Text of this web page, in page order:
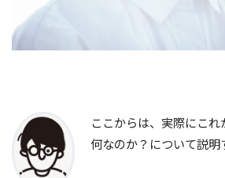
ここからは、実際にこ
何なのか？について説明